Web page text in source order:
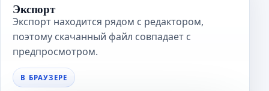
Экспорт
Экспорт находится рядом с редактором,
поэтому скачанный файл совпадает с
предпросмотром.
В БРАУЗЕРЕ